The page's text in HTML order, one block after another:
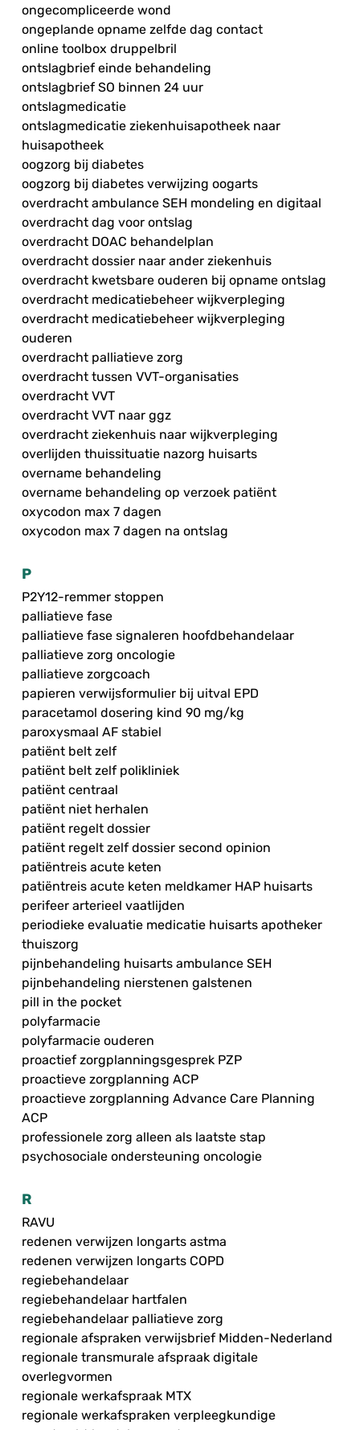
ongecompliceerde wond
ongeplande opname zelfde dag contact
online toolbox druppelbril
ontslagbrief einde behandeling
ontslagbrief SO binnen 24 uur
ontslagmedicatie
ontslagmedicatie ziekenhuisapotheek naar
huisapotheek
oogzorg bij diabetes
oogzorg bij diabetes verwijzing oogarts
overdracht ambulance SEH mondeling en digitaal
overdracht dag voor ontslag
overdracht DOAC behandelplan
overdracht dossier naar ander ziekenhuis
overdracht kwetsbare ouderen bij opname ontslag
overdracht medicatiebeheer wijkverpleging
overdracht medicatiebeheer wijkverpleging
ouderen
overdracht palliatieve zorg
overdracht tussen VVT-organisaties
overdracht VVT
overdracht VVT naar ggz
overdracht ziekenhuis naar wijkverpleging
overlijden thuissituatie nazorg huisarts
overname behandeling
overname behandeling op verzoek patiënt
oxycodon max 7 dagen
oxycodon max 7 dagen na ontslag
P
P2Y12-remmer stoppen
palliatieve fase
palliatieve fase signaleren hoofdbehandelaar
palliatieve zorg oncologie
palliatieve zorgcoach
papieren verwijsformulier bij uitval EPD
paracetamol dosering kind 90 mg/kg
paroxysmaal AF stabiel
patiënt belt zelf
patiënt belt zelf polikliniek
patiënt centraal
patiënt niet herhalen
patiënt regelt dossier
patiënt regelt zelf dossier second opinion
patiëntreis acute keten
patiëntreis acute keten meldkamer HAP huisarts
perifeer arterieel vaatlijden
periodieke evaluatie medicatie huisarts apotheker
thuiszorg
pijnbehandeling huisarts ambulance SEH
pijnbehandeling nierstenen galstenen
pill in the pocket
polyfarmacie
polyfarmacie ouderen
proactief zorgplanningsgesprek PZP
proactieve zorgplanning ACP
proactieve zorgplanning Advance Care Planning
ACP
professionele zorg alleen als laatste stap
psychosociale ondersteuning oncologie
R
RAVU
redenen verwijzen longarts astma
redenen verwijzen longarts COPD
regiebehandelaar
regiebehandelaar hartfalen
regiebehandelaar palliatieve zorg
regionale afspraken verwijsbrief Midden-Nederland
regionale transmurale afspraak digitale
overlegvormen
regionale werkafspraak MTX
regionale werkafspraken verpleegkundige